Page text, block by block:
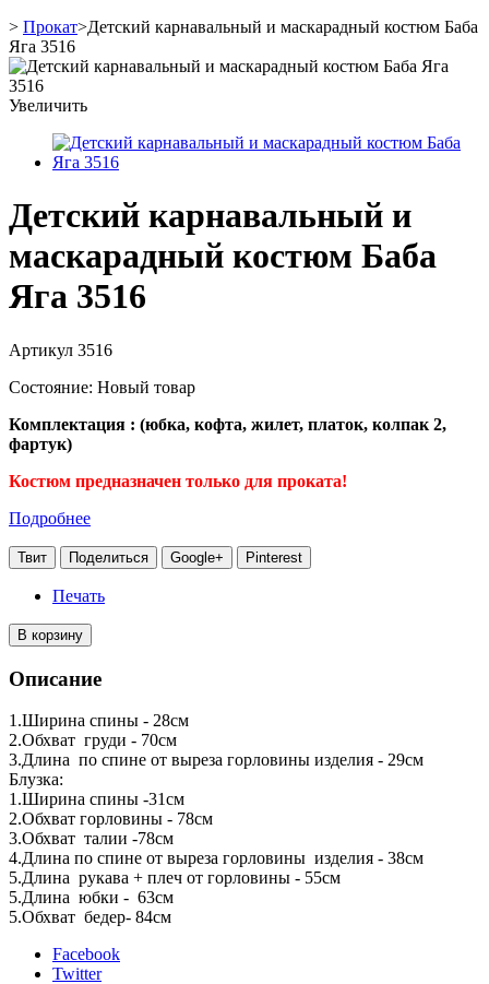
> Прокат>Детский карнавальный и маскарадный костюм Баба
Яга 3516
Увеличить
Детский карнавальный и
маскарадный костюм Баба
Яга 3516
Артикул 3516
Состояние: Новый товар
Комплектация : (юбка, кофта, жилет, платок, колпак 2,
фартук)
Костюм предназначен только для проката!
Подробнее
Твит Поделиться Google+ Pinterest
Печать
В корзину
Описание
1.Ширина спины - 28см
2.Обхват груди - 70см
3.Длина по спине от выреза горловины изделия - 29см
Блузка:
1.Ширина спины -31см
2.Обхват горловины - 78см
3.Обхват талии -78см
4.Длина по спине от выреза горловины изделия - 38см
5.Длина рукава + плеч от горловины - 55см
5.Длина юбки - 63см
5.Обхват бедер- 84см
Facebook
Twitter